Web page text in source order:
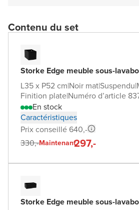
Contenu du set
Storke Edge meuble sous-lavabo
L35 x P52 cm|Noir mat|Suspendu|
Finition plate|Numéro d’article
En stock
Caractéristiques
Prix conseillé 640,-
330,-Maintenant297,-
Storke Edge meuble sous-lavabo